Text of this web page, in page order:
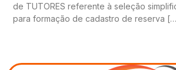
de TUTORES referente à seleção
para formação de cadastro de reserva